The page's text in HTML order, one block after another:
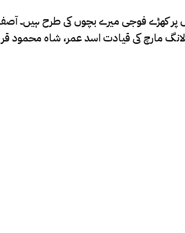
کھڑے فوجی میرے بچوں کی طرح ہیں۔ آصف
مارچ کی قیادت اسد عمر، شاہ محمود